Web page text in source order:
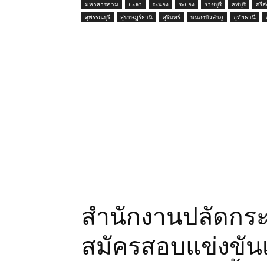
มหาสารคาม
ยะลา ระนอง ระยอง ราชบุรี ลพบุรี ศรีส
สุพรรณบุรี
สุราษฎร์ธานี สุรินทร์ หนองบัวลำภู อุทัยธานี
สำนักงานปลัดกร
สมัครสอบแข่งขัน